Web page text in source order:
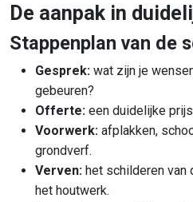
De aanpak in
Stappenplan van de
Gesprek: wat zijn je
gebeuren?
Offerte: een duidelijke
Voorwerk: afplakken,
grondverf.
Verven: het schilderen van
het houtwerk.